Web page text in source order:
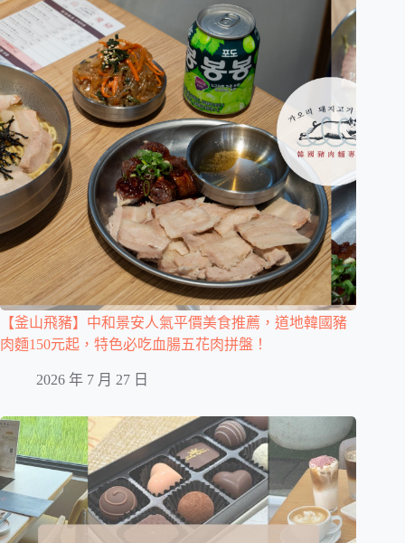
【釜山飛豬】中和景安人氣平價美食推薦，道地韓國豬
肉麵150元起，特色必吃血腸五花肉拼盤！
2026 年 7 月 27 日